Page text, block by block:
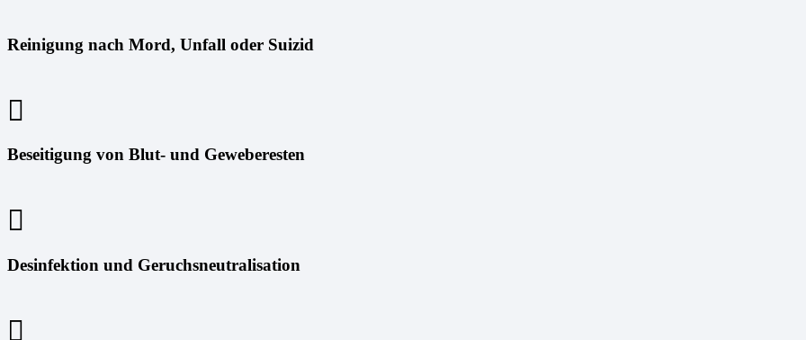
Reinigung nach Mord, Unfall oder Suizid
Beseitigung von Blut- und Geweberesten
Desinfektion und Geruchsneutralisation